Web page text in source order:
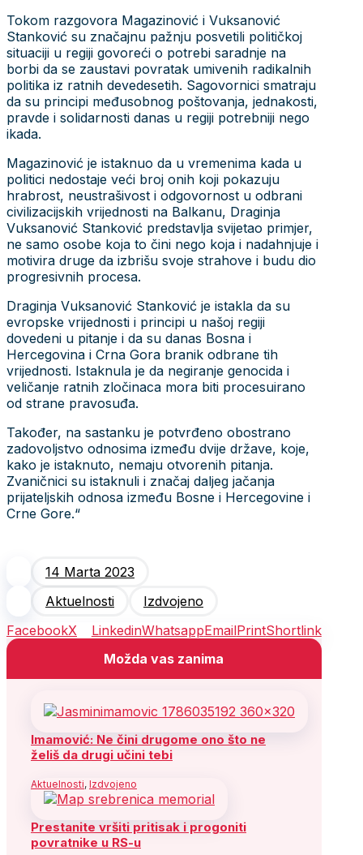
Tokom razgovora Magazinović i Vuksanović
Stanković su značajnu pažnju posvetili političkoj
situaciji u regiji govoreći o potrebi saradnje na
borbi da se zaustavi povratak umivenih radikalnih
politika iz ratnih devedesetih. Sagovornici smatraju
da su principi međusobnog poštovanja, jednakosti,
pravde i solidarnosti danas u regiji potrebniji nego
ikada.
Magazinović je istaknuo da u vremenima kada u
politici nedostaje veći broj onih koji pokazuju
hrabrost, neustrašivost i odgovornost u odbrani
civilizacijskih vrijednosti na Balkanu, Draginja
Vuksanović Stanković predstavlja svijetao primjer,
ne samo osobe koja to čini nego koja i nadahnjuje i
motivira druge da izbrišu svoje strahove i budu dio
progresivnih procesa.
Draginja Vuksanović Stanković je istakla da su
evropske vrijednosti i principi u našoj regiji
dovedeni u pitanje i da su danas Bosna i
Hercegovina i Crna Gora branik odbrane tih
vrijednosti. Istaknula je da negiranje genocida i
veličanje ratnih zločinaca mora biti procesuirano
od strane pravosuđa.
Također, na sastanku je potvrđeno obostrano
zadovoljstvo odnosima između dvije države, koje,
kako je istaknuto, nemaju otvorenih pitanja.
Zvaničnici su istaknuli i značaj daljeg jačanja
prijateljskih odnosa između Bosne i Hercegovine i
Crne Gore.“
14 Marta 2023
Aktuelnosti
Izdvojeno
FacebookX LinkedinWhatsappEmailPrintShortlink
Možda vas zanima
Imamović: Ne čini drugome ono što ne
želiš da drugi učini tebi
Aktuelnosti, Izdvojeno
Prestanite vršiti pritisak i progoniti
povratnike u RS-u